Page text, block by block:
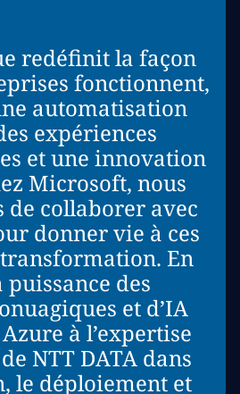
redéfinit la façon
fonctionnent,
automatisation
expériences
et une innovation
Microsoft, nous
de collaborer avec
donner vie à ces
En
des
et d’IA
à l’expertise
NTT DATA dans
le déploiement et